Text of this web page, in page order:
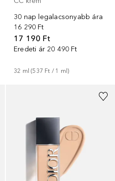
30 nap legalacsonyabb ára
16 290 Ft
17 190 Ft
Eredeti ár 20 490 Ft
32 ml (537 Ft / 1 ml)
+42